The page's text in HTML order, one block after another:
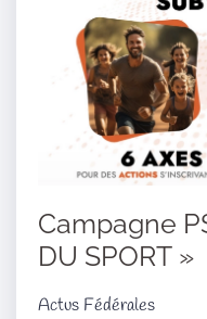
Campagne
DU SPORT »
Actus Fédérales